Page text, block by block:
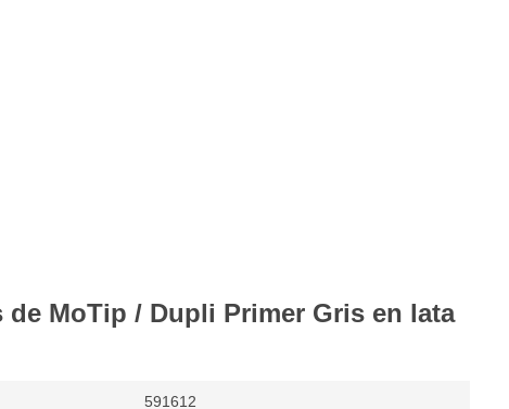
MoTip / Dupli Primer Gris en lata
591612